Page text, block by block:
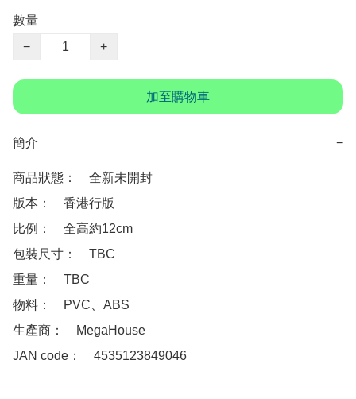
數量
−
+
加至購物車
簡介 −
商品狀態：　全新未開封
版本：　香港行版
比例：　全高約12cm
包裝尺寸：　TBC
重量：　TBC
物料：　PVC、ABS
生產商：　MegaHouse
JAN code：　4535123849046